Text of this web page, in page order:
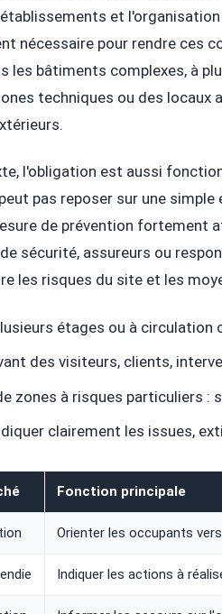
et
nécessaire pour rendre ces
les bâtiments complexes, à
techniques ou des locaux
l'obligation est aussi
pas reposer sur une
de prévention fortement
sécurité, assureurs ou
les risques du site et les
étages ou à circulation
des visiteurs, clients,
zones à risques particuliers :
clairement les issues,
Fonction principale
Orienter les occupants
Indiquer les actions à